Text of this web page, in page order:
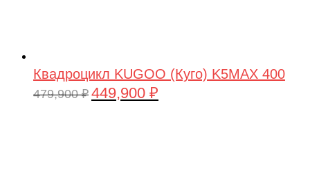
Квадроцикл KUGOO (Куго) K5MAX 400
479,900₽ Первоначальная
449,900 ₽